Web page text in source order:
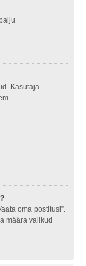
Kasutaja
oma postitusi”.
määra valikud